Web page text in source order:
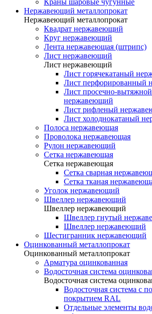
Краны шаровые чугунные
Нержавеющий металлопрокат
Нержавеющий металлопрокат
Квадрат нержавеющий
Круг нержавеющий
Лента нержавеющая (штрипс)
Лист нержавеющий
Лист нержавеющий
Лист горячекатаный
Лист перфорированный
Лист просечно-
нержавеющий
Лист рифленый
Лист холоднокатаный
Полоса нержавеющая
Проволока нержавеющая
Рулон нержавеющий
Сетка нержавеющая
Сетка нержавеющая
Сетка сварная
Сетка тканая
Уголок нержавеющий
Швеллер нержавеющий
Швеллер нержавеющий
Швеллер гнутый
Швеллер нержавеющий
Шестигранник нержавеющий
Оцинкованный металлопрокат
Оцинкованный металлопрокат
Арматура оцинкованная
Водосточная система
Водосточная система
Водосточная система с
покрытием RAL
Отдельные элементы